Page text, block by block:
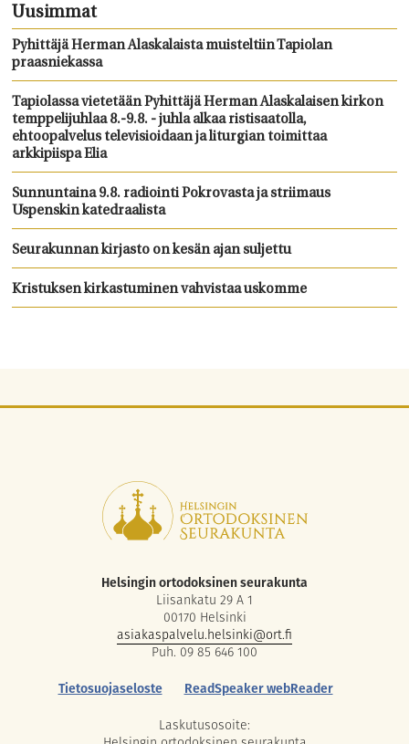
Uusimmat
Pyhittäjä Herman Alaskalaista muisteltiin Tapiolan
praasniekassa
Tapiolassa vietetään Pyhittäjä Herman Alaskalaisen kirkon
temppelijuhlaa 8.-9.8. - juhla alkaa ristisaatolla,
ehtoopalvelus televisioidaan ja liturgian toimittaa
arkkipiispa Elia
Sunnuntaina 9.8. radiointi Pokrovasta ja striimaus
Uspenskin katedraalista
Seurakunnan kirjasto on kesän ajan suljettu
Kristuksen kirkastuminen vahvistaa uskomme
Helsingin ortodoksinen seurakunta
Liisankatu 29 A 1
00170 Helsinki
asiakaspalvelu.helsinki@ort.fi
Puh. 09 85 646 100
Tietosuojaseloste
ReadSpeaker webReader
Laskutusosoite: